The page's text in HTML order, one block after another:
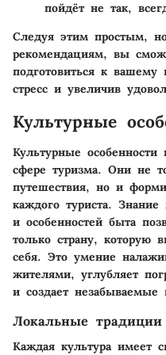
пойдёт не так,
Следуя этим простым,
рекомендациям, вы
подготовиться к
стресс и увеличив
Культурные
Культурные
сфере туризма. Они не
путешествия, но и
каждого туриста.
и особенностей быта
только страну, которую
себя. Это умение
жителями, углубляет
и создает незабываемые
Локальные
Каждая культура имеет